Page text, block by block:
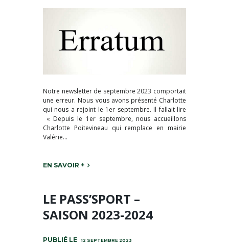
Notre newsletter de septembre 2023 comportait
une erreur. Nous vous avons présenté Charlotte
qui nous a rejoint le 1er septembre. Il fallait lire
« Depuis le 1er septembre, nous accueillons
Charlotte Poitevineau qui remplace en mairie
Valérie...
EN SAVOIR +
LE PASS’SPORT –
SAISON 2023-2024
12 SEPTEMBRE 2023